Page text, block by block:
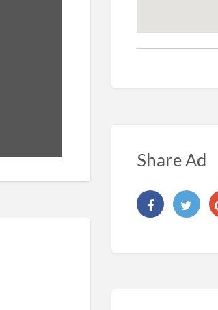
Share Ad